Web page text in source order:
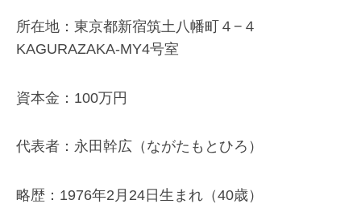
所在地：東京都新宿筑土八幡町４−４
KAGURAZAKA-MY4号室
資本金：100万円
代表者：永田幹広（ながたもとひろ）
略歴：1976年2月24日生まれ（40歳）